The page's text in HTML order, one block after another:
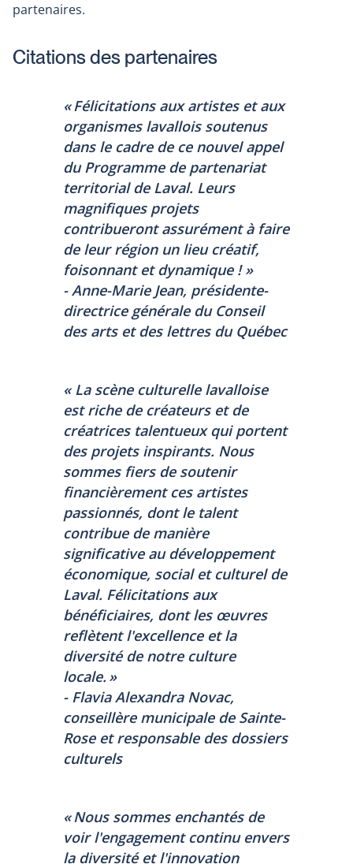
partenaires.
Citations des partenaires
« Félicitations aux artistes et aux
organismes lavallois soutenus
dans le cadre de ce nouvel appel
duProgramme de partenariat
territorial de Laval. Leurs
magnifiques projets
contribueront assurément à faire
de leur région un lieu créatif,
foisonnant et dynamique ! »
- Anne-Marie Jean, présidente-
directrice générale du Conseil
des arts et des lettres du Québec
« La scène culturelle lavalloise
est riche de créateurs et de
créatrices talentueux qui portent
des projets inspirants. Nous
sommes fiers de soutenir
financièrement ces artistes
passionnés, dont le talent
contribue de manière
significative au développement
économique, social et culturel de
Laval. Félicitations aux
bénéficiaires, dont les œuvres
reflètent l'excellence et la
diversité de notre culture
locale. »
- Flavia Alexandra Novac,
conseillère municipale de Sainte-
Rose et responsable des dossiers
culturels
«Nous sommes enchantés de
voir l'engagement continu envers
la diversité et l'innovation